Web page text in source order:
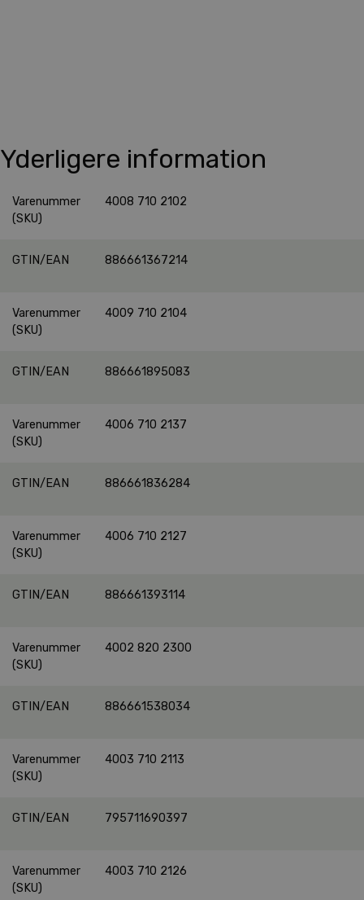
Yderligere information
Varenummer
(SKU)
4008 710 2102
GTIN/EAN 886661367214
Varenummer
(SKU)
4009 710 2104
GTIN/EAN 886661895083
Varenummer
(SKU)
4006 710 2137
GTIN/EAN 886661836284
Varenummer
(SKU)
4006 710 2127
GTIN/EAN 886661393114
Varenummer
(SKU)
4002 820 2300
GTIN/EAN 886661538034
Varenummer
(SKU)
4003 710 2113
GTIN/EAN 795711690397
Varenummer
(SKU)
4003 710 2126